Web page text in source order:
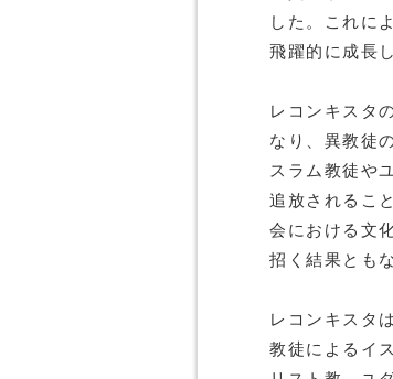
した。これに
飛躍的に成長
レコンキスタ
なり、異教徒
スラム教徒や
追放されるこ
会における文
招く結果とも
レコンキスタ
教徒によるイ